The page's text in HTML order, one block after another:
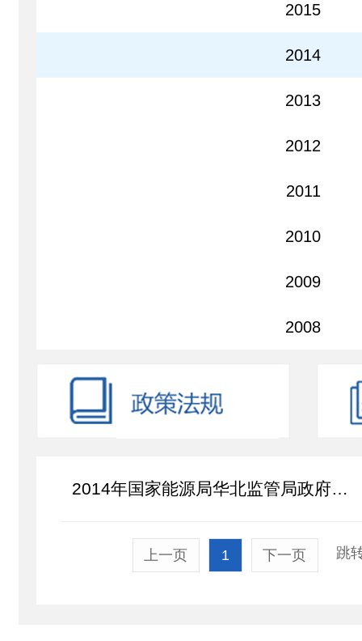
2015
2014
2013
2012
2011
2010
2009
2008
2014年国家能源局华北监管局政府信息公开年度报告
上一页 1 下一页 跳